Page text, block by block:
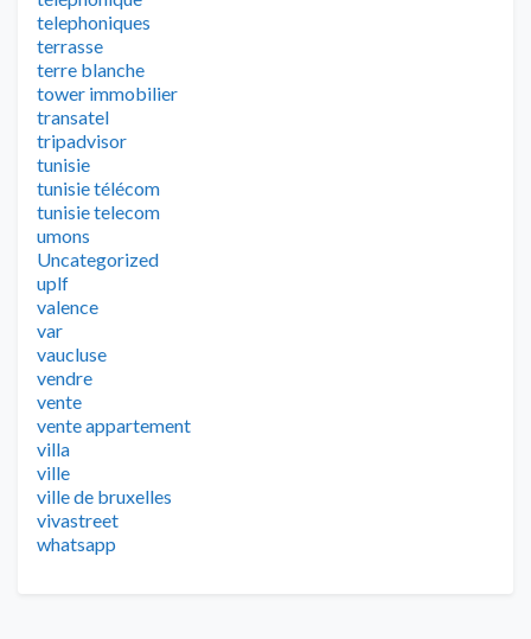
telephoniques
terrasse
terre blanche
tower immobilier
transatel
tripadvisor
tunisie
tunisie télécom
tunisie telecom
umons
Uncategorized
uplf
valence
var
vaucluse
vendre
vente
vente appartement
villa
ville
ville de bruxelles
vivastreet
whatsapp